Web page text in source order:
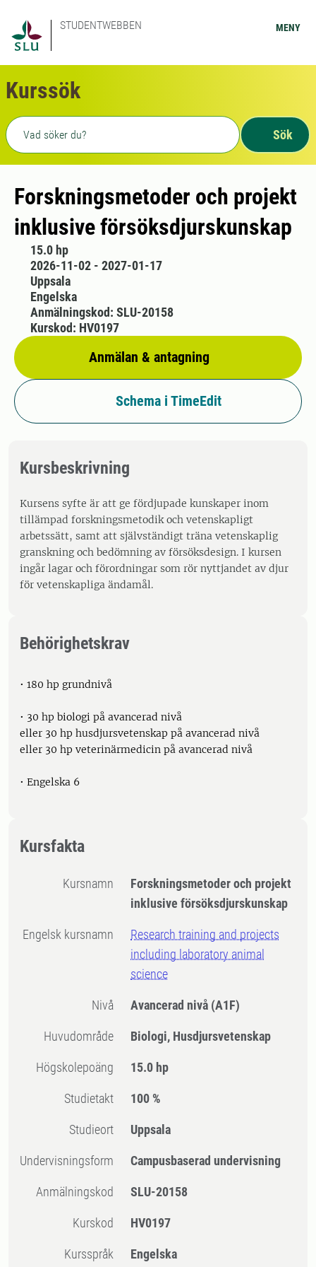
STUDENTWEBBEN MENY
Kurssök
Fritext sökning
Sök
Forskningsmetoder och projekt
inklusive försöksdjurskunskap
15.0 hp
2026-11-02 - 2027-01-17
Uppsala
Engelska
Anmälan & antagning
Anmälningskod: SLU-20158
Kurskod: HV0197
Schema i TimeEdit
Kursbeskrivning
Kursens syfte är att ge fördjupade kunskaper inom
tillämpad forskningsmetodik och vetenskapligt
arbetssätt, samt att självständigt träna vetenskaplig
granskning och bedömning av försöksdesign. I kursen
ingår lagar och förordningar som rör nyttjandet av djur
för vetenskapliga ändamål.
Behörighetskrav
• 180 hp grundnivå
• 30 hp biologi på avancerad nivå
eller 30 hp husdjursvetenskap på avancerad nivå
eller 30 hp veterinärmedicin på avancerad nivå
• Engelska 6
Kursfakta
Kursnamn
Forskningsmetoder och projekt
inklusive försöksdjurskunskap
Engelsk kursnamn
Research training and projects
including laboratory animal
science
Nivå Avancerad nivå (A1F)
Huvudområde Biologi, Husdjursvetenskap
högskolepoäng 15.0 hp
Studietakt 100 %
Studieort Uppsala
Undervisningsform Campusbaserad undervisning
Anmälningskod SLU-20158
Kurskod HV0197
Kursspråk Engelska